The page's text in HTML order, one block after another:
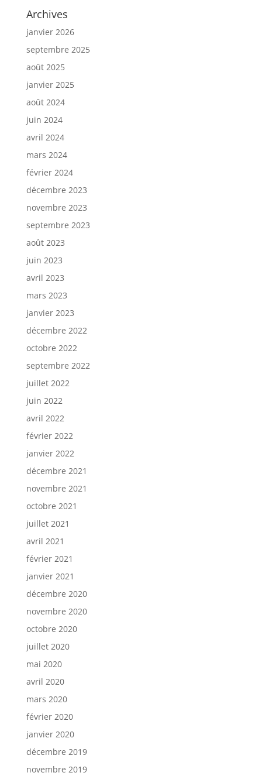
Archives
janvier 2026
septembre 2025
août 2025
janvier 2025
août 2024
juin 2024
avril 2024
mars 2024
février 2024
décembre 2023
novembre 2023
septembre 2023
août 2023
juin 2023
avril 2023
mars 2023
janvier 2023
décembre 2022
octobre 2022
septembre 2022
juillet 2022
juin 2022
avril 2022
février 2022
janvier 2022
décembre 2021
novembre 2021
octobre 2021
juillet 2021
avril 2021
février 2021
janvier 2021
décembre 2020
novembre 2020
octobre 2020
juillet 2020
mai 2020
avril 2020
mars 2020
février 2020
janvier 2020
décembre 2019
novembre 2019